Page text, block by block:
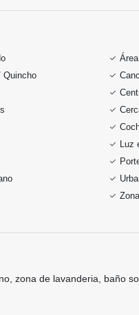
Quincho
Luz
zona de lavanderia, baño